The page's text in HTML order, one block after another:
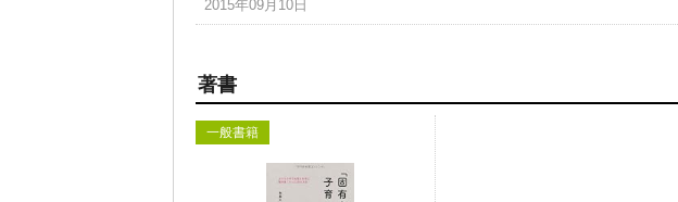
2015年09月10日
著書
一般書籍